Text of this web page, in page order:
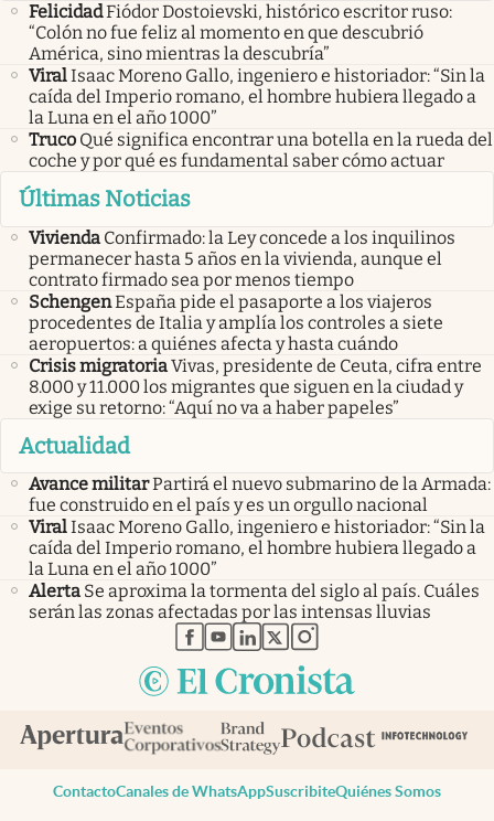
FelicidadFiódor Dostoievski, histórico escritor ruso:
“Colón no fue feliz al momento en que descubrió
América, sino mientras la descubría”
ViralIsaac Moreno Gallo, ingeniero e historiador: “Sin la
caída del Imperio romano, el hombre hubiera llegado a
la Luna en el año 1000”
Truco Qué significa encontrar una botella en la rueda del
coche y por qué es fundamental saber cómo actuar
Últimas Noticias
Vivienda Confirmado: la Ley concede a los inquilinos
permanecer hasta 5 años en la vivienda, aunque el
contrato firmado sea por menos tiempo
SchengenEspaña pide el pasaporte a los viajeros
procedentes de Italia y amplía los controles a siete
aeropuertos: a quiénes afecta y hasta cuándo
Crisis migratoriaVivas, presidente de Ceuta, cifra entre
8.000 y 11.000 los migrantes que siguen en la ciudad y
exige su retorno: “Aquí no va a haber papeles”
Actualidad
Avance militarPartirá el nuevo submarino de la Armada:
fue construido en el país y es un orgullo nacional
ViralIsaac Moreno Gallo, ingeniero e historiador: “Sin la
caída del Imperio romano, el hombre hubiera llegado a
la Luna en el año 1000”
Alerta Se aproxima la tormenta del siglo al país. Cuáles
serán las zonas afectadas por las intensas lluvias
abre en nueva pestaña
abre en nueva pestaña
abre en nueva pestaña
abre en nueva pestaña
abre en nueva pestaña
ContactoCanales de WhatsAppSuscribiteQuiénes Somos